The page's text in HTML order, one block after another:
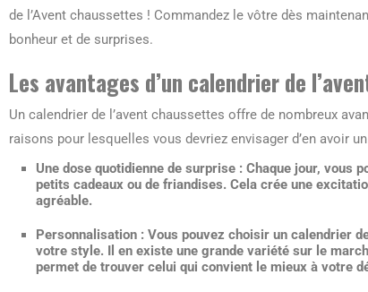
de l’Avent chaussettes ! Commandez le vôtre dès
bonheur et de surprises.
Les avantages d’un calendrier de
Un calendrier de l’avent chaussettes offre de nombreux
raisons pour lesquelles vous devriez envisager d’en avoir
Une dose quotidienne de surprise : Chaque jour, vous
petits cadeaux ou de friandises. Cela crée une
agréable.
Personnalisation : Vous pouvez choisir un calendrier
votre style. Il en existe une grande variété sur le
permet de trouver celui qui convient le mieux à votre